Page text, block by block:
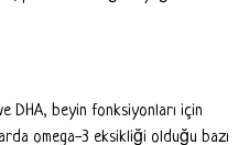
DHA, beyin fonksiyonları için
omega-3 eksikliği olduğu bazı